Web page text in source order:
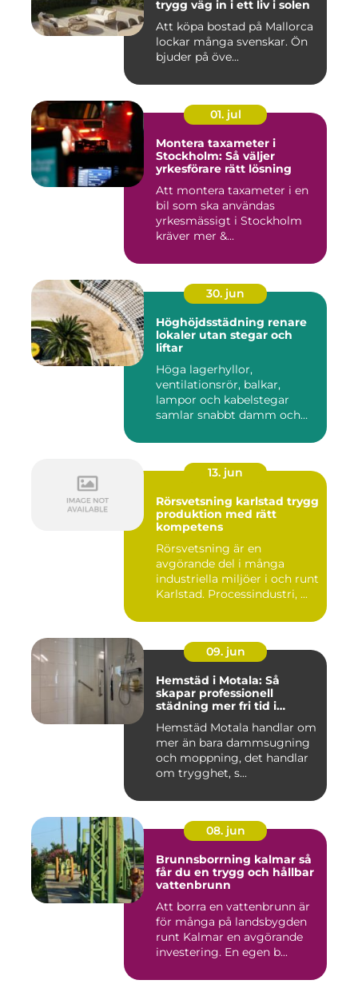
trygg väg in i ett liv i solen
Att köpa bostad på Mallorca
lockar många svenskar. Ön
bjuder på öve...
01. jul
Montera taxameter i
Stockholm: Så väljer
yrkesförare rätt lösning
Att montera taxameter i en
bil som ska användas
yrkesmässigt i Stockholm
kräver mer &...
30. jun
Höghöjdsstädning renare
lokaler utan stegar och
liftar
Höga lagerhyllor,
ventilationsrör, balkar,
lampor och kabelstegar
samlar snabbt damm och
13. jun
Rörsvetsning karlstad trygg
produktion med rätt
kompetens
Rörsvetsning är en
avgörande del i många
industriella miljöer i och runt
Karlstad. Processindustri, ...
09. jun
Hemstäd i Motala: Så
skapar professionell
städning mer fri tid i
Hemstäd Motala handlar om
mer än bara dammsugning
och moppning, det handlar
om trygghet, s...
08. jun
Brunnsborrning kalmar så
får du en trygg och hållbar
vattenbrunn
Att borra en vattenbrunn är
för många på landsbygden
runt Kalmar en avgörande
investering. En egen b...